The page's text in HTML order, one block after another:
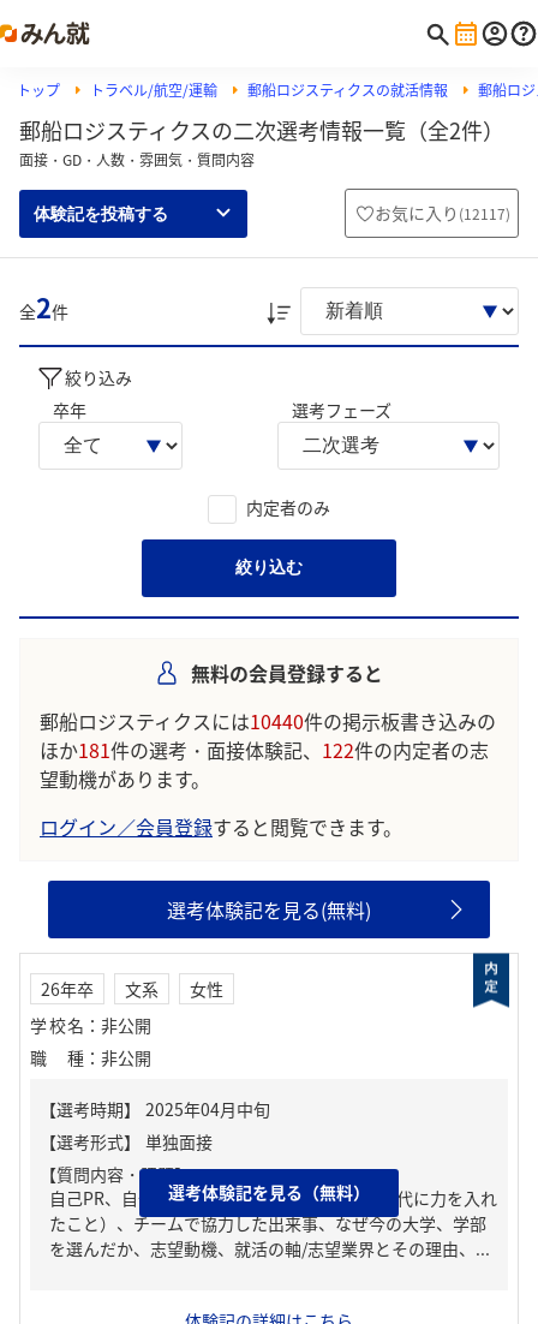
トップ トラベル/航空/運輸 郵船ロジスティクスの就活情報 郵船ロ
郵船ロジスティクスの二次選考情報一覧（全2件）
面接・GD・人数・雰囲気・質問内容
体験記を投稿する お気に入り (12117)
全2件
絞り込み
卒年
選考フェーズ
内定者のみ
絞り込む
無料の会員登録すると
郵船ロジスティクスには10440件の掲示板書き込みの
ほか181件の選考・面接体験記、 122件の内定者の志
望動機があります。
ログイン／会員登録すると閲覧できます。
選考体験記を見る(無料)
26年卒 文系
女性
学校名 ： 非公開
職種 ： 非公開
【質問内容・課題】
自己PR、自分の強み/弱み、ガクチカ（学生時代に力を入れ
たこと）、チームで協力した出来事、なぜ今の大学、学部
を選んだか、志望動機、就活の軸/志望業界とその理由、...
選考体験記を見る（無料）